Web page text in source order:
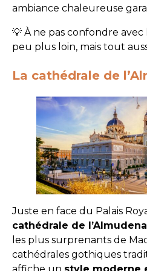
ambiance chaleureuse
💡 À ne pas confondre
peu plus loin, mais tout
La cathédrale de
Juste en face du Palais
cathédrale de l’Almudena
les plus surprenants de
cathédrales gothiques